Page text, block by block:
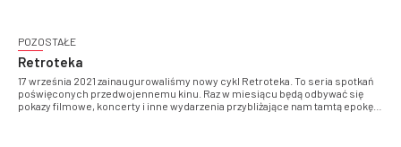
POZOSTAŁE
Retroteka
17 września 2021 zainaugurowaliśmy nowy cykl Retroteka. To seria spotkań
poświęconych przedwojennemu kinu. Raz w miesiącu będą odbywać się
pokazy filmowe, koncerty i inne wydarzenia przybliżające nam tamtą epokę.